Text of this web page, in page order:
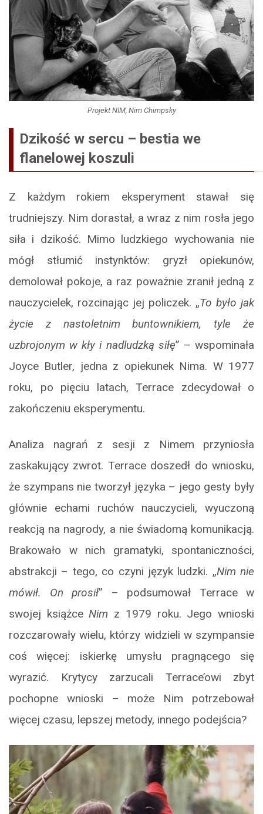
Projekt NIM, Nim Chimpsky
Dzikość w sercu – bestia we
flanelowej koszuli
Z każdym rokiem eksperyment stawał się
trudniejszy. Nim dorastał, a wraz z nim rosła jego
siła i dzikość. Mimo ludzkiego wychowania nie
mógł stłumić instynktów: gryzł opiekunów,
demolował pokoje, a raz poważnie zranił jedną z
nauczycielek, rozcinając jej policzek. „To było jak
życie z nastoletnim buntownikiem, tyle że
uzbrojonym w kły i nadludzką siłę” – wspominała
Joyce Butler, jedna z opiekunek Nima. W 1977
roku, po pięciu latach, Terrace zdecydował o
zakończeniu eksperymentu.
Analiza nagrań z sesji z Nimem przyniosła
zaskakujący zwrot. Terrace doszedł do wniosku,
że szympans nie tworzył języka – jego gesty były
głównie echami ruchów nauczycieli, wyuczoną
reakcją na nagrody, a nie świadomą komunikacją.
Brakowało w nich gramatyki, spontaniczności,
abstrakcji – tego, co czyni język ludzki. „Nim nie
mówił. On prosił” – podsumował Terrace w
swojej książceNim z 1979 roku. Jego wnioski
rozczarowały wielu, którzy widzieli w szympansie
coś więcej: iskierkę umysłu pragnącego się
wyrazić. Krytycy zarzucali Terrace’owi zbyt
pochopne wnioski – może Nim potrzebował
więcej czasu, lepszej metody, innego podejścia?